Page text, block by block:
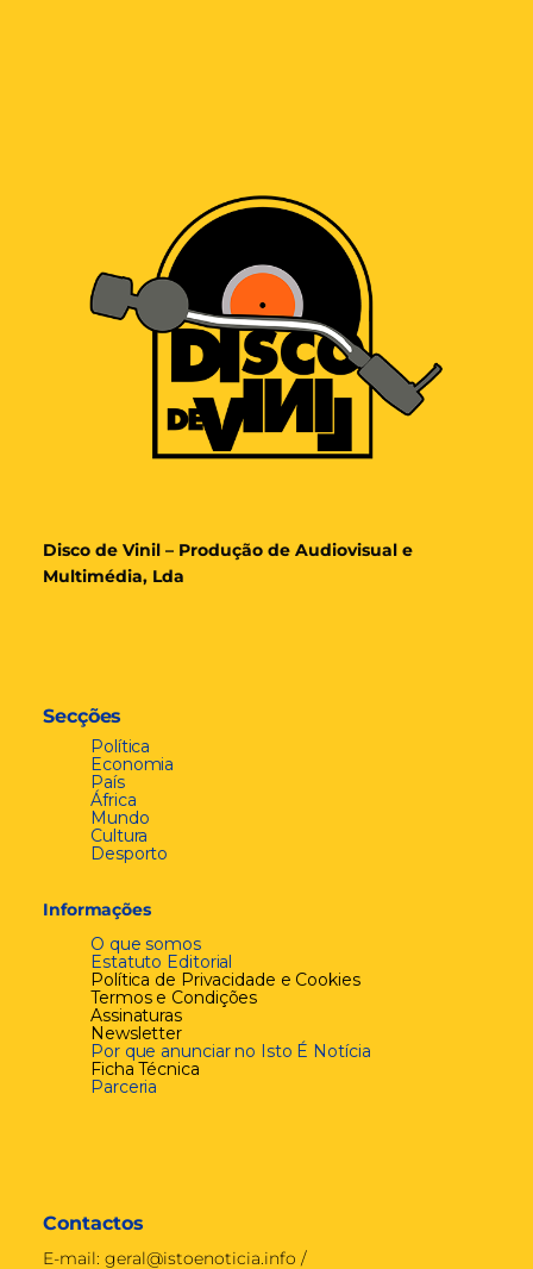
Disco de Vinil – Produção de Audiovisual e
Multimédia, Lda
Secções
Política
Economia
País
África
Mundo
Cultura
Desporto
Informações
O que somos
Estatuto Editorial
Política de Privacidade e Cookies
Termos e Condições
Assinaturas
Newsletter
Por que anunciar no Isto É Notícia
Ficha Técnica
Parceria
Contactos
E-mail: geral@istoenoticia.info /